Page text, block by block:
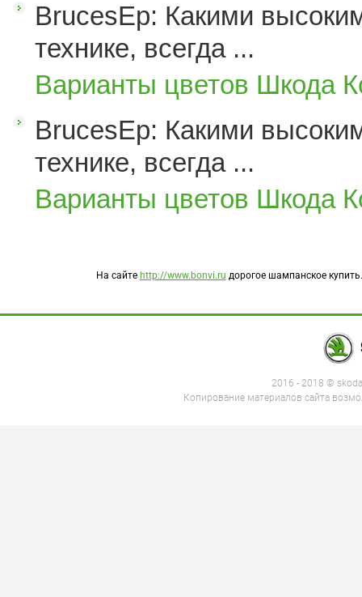
BrucesEp: Какими
технике, всегда ...
Варианты цветов Шкода
BrucesEp: Какими
технике, всегда ...
Варианты цветов Шкода
На сайте http://www.bonvi.ru дорогое шампанское
2016 - 2018 ©
Копирование материалов сайта